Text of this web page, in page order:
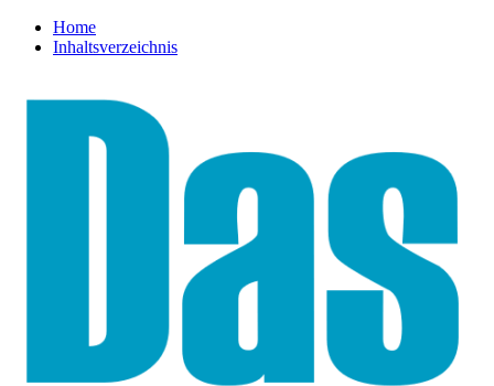
Home
Inhaltsverzeichnis